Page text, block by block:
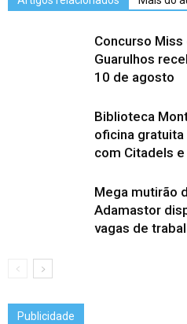
Concurso
Guarulhos
10 de agosto
Biblioteca
oficina
com Citadels
Mega mutirão
Adamastor
vagas de
Publicidade